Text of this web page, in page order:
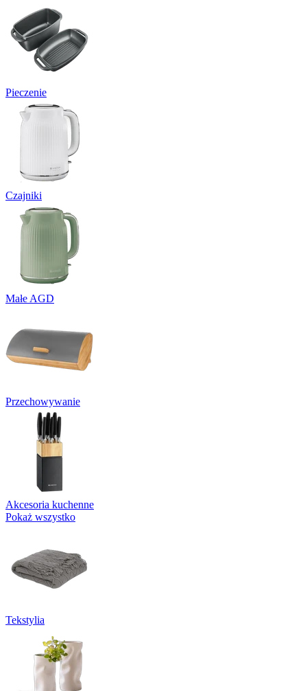
Pieczenie
Czajniki
Małe AGD
Przechowywanie
Akcesoria kuchenne
Pokaż wszystko
Tekstylia